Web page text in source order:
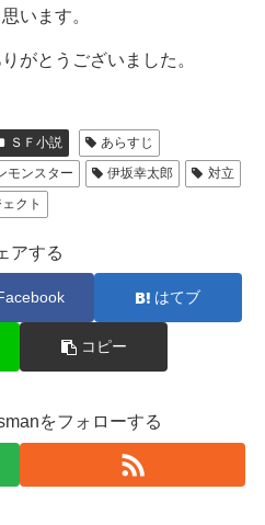
います。
がとうございました。
ＳＦ小説
あらすじ
モンスター 伊坂幸太郎
対立
クト
アする
はてブ
コピー
をフォローする